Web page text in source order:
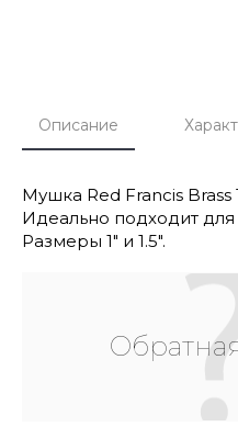
Описание
Мушка Red Francis
Идеально подходит
Размеры 1" и 1.5".